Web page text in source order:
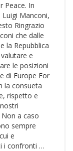
Peace. In
Manconi,
Ringrazio
che dalle
la Repubblica
e
le posizioni
di Europe For
la consueta
rispetto e
a caso
sempre
e
i confronti …